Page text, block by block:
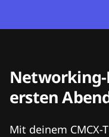
ersten
Mit deinem